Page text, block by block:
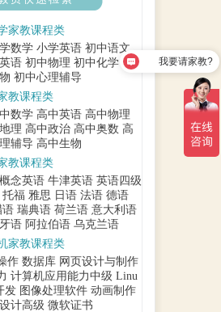
家教课程类
数学 小学英语 初中语文
语 初中物理 初中化学 中
初中心理辅导
教课程类
数学 高中英语 高中物理
理 高中政治 高中奥数 高
辅导 高中生物
教课程类
念英语 牛津英语 英语四级
托福 雅思 日语 法语 德语
语 瑞典语 荷兰语 意大利语
语 阿拉伯语 乌克兰语
家教课程类
作 数据库 网页设计与制作
计算机应用能力中级 Linu
发 图像处理软件 动画制作
计高级 微软证书
我要请家教?